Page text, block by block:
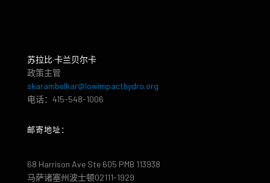
苏拉比·卡兰贝尔卡
政策主管
skarambelkar@lowimpacthydro.org
电话：415-548-1006
邮寄地址：
68 Harrison Ave Ste 605 PMB 113938
马萨诸塞州波士顿02111-1929